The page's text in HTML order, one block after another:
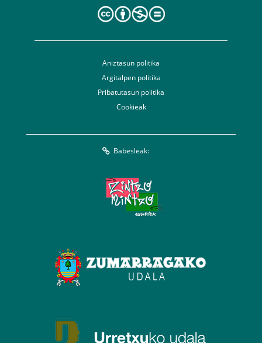
Aniztasun politika
Argitalpen politika
Pribatutasun politika
Cookieak
Babesleak: